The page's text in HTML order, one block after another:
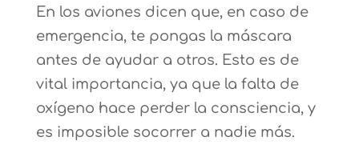
En los aviones dicen que, en caso de
emergencia, te pongas la máscara
antes de ayudar a otros. Esto es de
vital importancia, ya que la falta de
oxígeno hace perder la consciencia, y
es imposible socorrer a nadie más.